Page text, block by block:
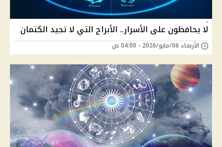
لا يحافظون على الأسرار.. الأبراج التي لا تجيد الكتمان
الأربعاء 06/مايو/2026 - 04:00 ص